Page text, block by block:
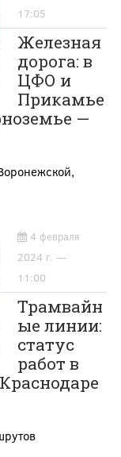
17:05
Железная
дорога: в
ЦФО и
Прикамье
—
4 февраля
2024 г. —
11:00
Трамвайн
ые линии:
статус
работ в